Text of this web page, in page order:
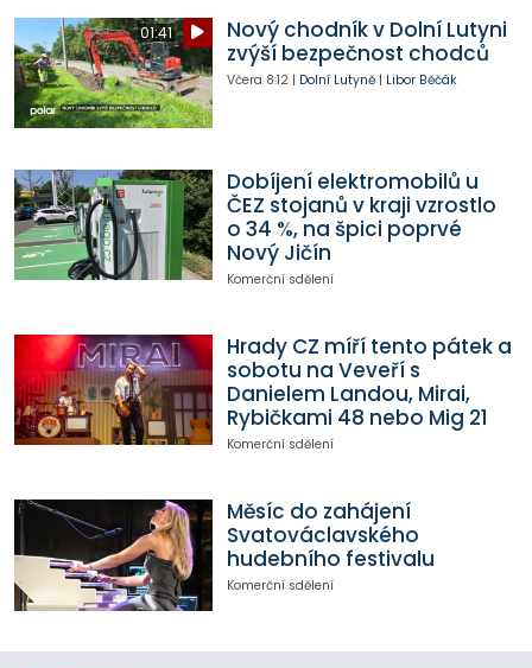
01:41
Nový chodník v Dolní Lutyni
zvýší bezpečnost chodců
Včera 8:12| Dolní Lutyně| Libor Běčák
Dobíjení elektromobilů u
ČEZ stojanů v kraji vzrostlo
o 34 %, na špici poprvé
Nový Jičín
Komerční sdělení
Hrady CZ míří tento pátek a
sobotu na Veveří s
Danielem Landou, Mirai,
Rybičkami 48 nebo Mig 21
Komerční sdělení
Měsíc do zahájení
Svatováclavského
hudebního festivalu
Komerční sdělení